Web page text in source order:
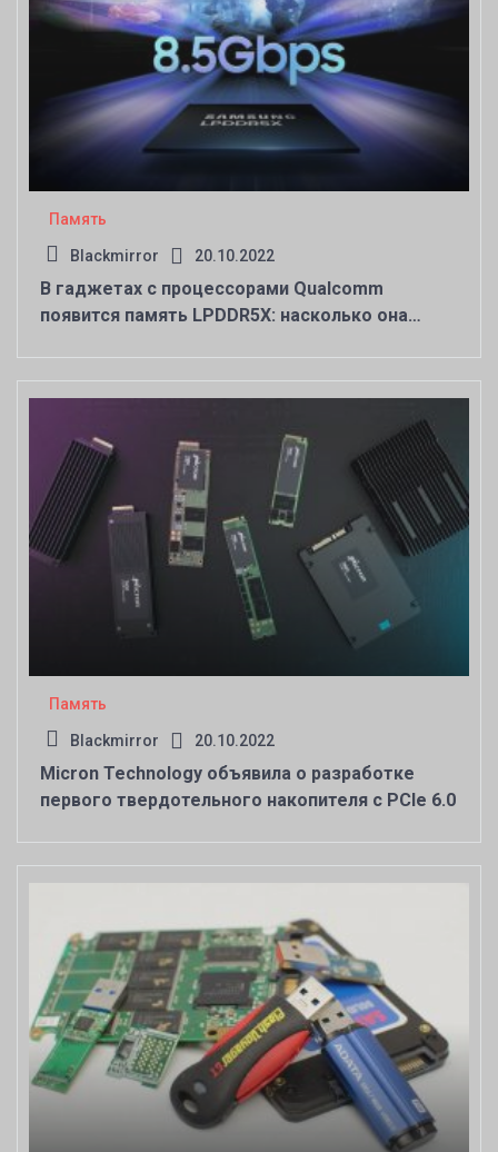
Память
Blackmirror 20.10.2022
В гаджетах с процессорами Qualcomm
появится память LPDDR5X: насколько она
Память
Blackmirror 20.10.2022
Micron Technology объявила о разработке
первого твердотельного накопителя с PCIe 6.0